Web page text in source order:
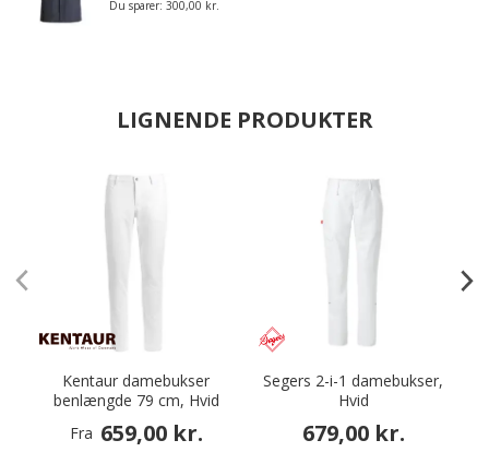
Du sparer: 300,00 kr.
LIGNENDE PRODUKTER
Kentaur damebukser
benlængde 79 cm, Hvid
Fra 659,00 kr.
Segers 2-i-1 damebukser,
Hvid
679,00 kr.